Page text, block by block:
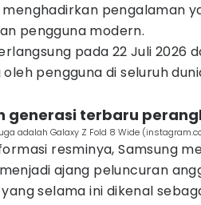
pengalaman
pengguna modern.
pada 22 Juli 2026
pengguna di seluruh
generasi terbaru
adalah Galaxy Z Fold 8 Wide
resminya, Samsung
ajang peluncuran
selama ini dikenal